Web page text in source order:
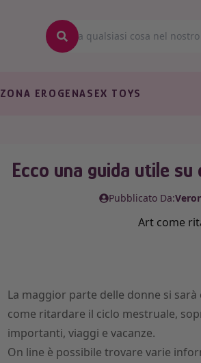
ZONA EROGENASEX TOYS
Ecco una guida utile
Pubblicato Da:
La maggior parte delle donne si
come ritardare il ciclo mestruale,
importanti, viaggi e vacanze.
On line è possibile trovare varie